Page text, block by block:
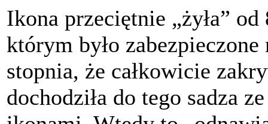
Ikona przeciętnie „żyła”
którym było
stopnia, że całkowicie
dochodziła do tego sadza